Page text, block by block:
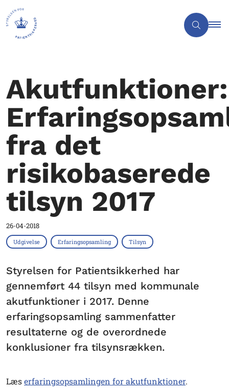
Akutfunktioner:
fra det
risikobaserede
tilsyn 2017
26-04-2018
Udgivelse Erfaringsopsamling Tilsyn
Styrelsen for Patientsikkerhed har
gennemført 44 tilsyn med kommunale
akutfunktioner i 2017. Denne
erfaringsopsamling sammenfatter
resultaterne og de overordnede
konklusioner fra tilsynsrækken.
Læserfaringsopsamlingen for akutfunktioner.